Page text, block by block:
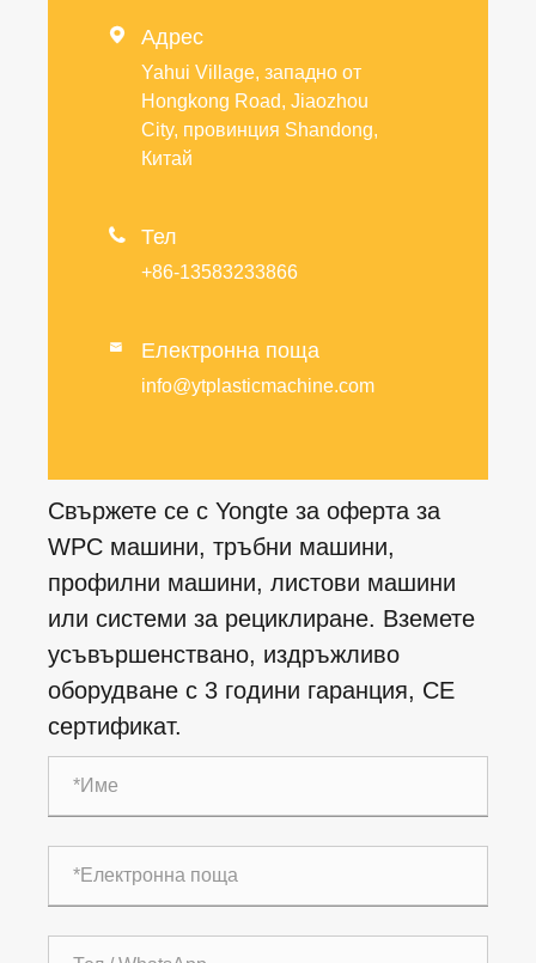
 Адрес
Yahui Village, западно от
Hongkong Road, Jiaozhou
City, провинция Shandong,
Китай
 Тел
+86-13583233866
 Електронна поща
info@ytplasticmachine.com
Свържете се с Yongte за оферта за
WPC машини, тръбни машини,
профилни машини, листови машини
или системи за рециклиране. Вземете
усъвършенствано, издръжливо
оборудване с 3 години гаранция, CE
сертификат.